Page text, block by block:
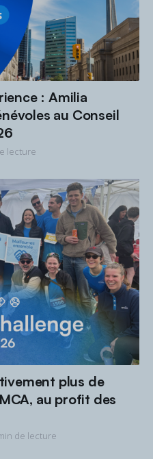
: Amilia
au Conseil
lecture
plus de
au profit des
de lecture